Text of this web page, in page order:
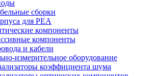
сборки
для РЕА
компоненты
компоненты
и кабели
измерительное оборудование
коэффициента шума